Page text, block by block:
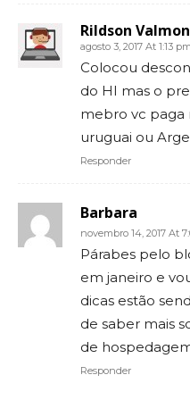
Rildson
agosto 3, 2017 At 1:13 pm
Colocou
do HI mas o
mebro vc paga
uruguai ou
Responder
Barbara
novembro 14, 2017 At
Párabes pelo
em janeiro e
dicas estão
de saber mais
de
Responder